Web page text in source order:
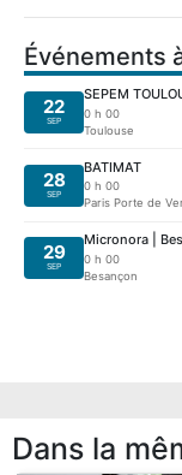
Événements
22
SEP
SEPEM
0 h 00
Toulouse
28
SEP
BATIMAT
0 h 00
Paris Porte de
29
SEP
Micronora |
0 h 00
Besançon
Dans la